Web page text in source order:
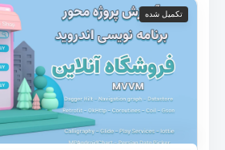
تکمیل شده